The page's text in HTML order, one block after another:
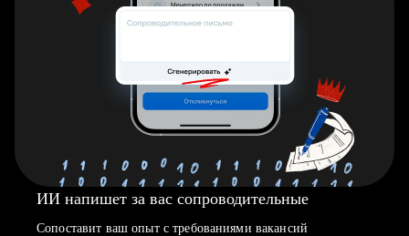
ИИ напишет за вас сопроводительные
Сопоставит ваш опыт с требованиями вакансий